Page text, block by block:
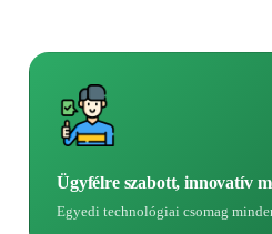
Ügyfélre szabott, innovatív
Egyedi technológiai csomag